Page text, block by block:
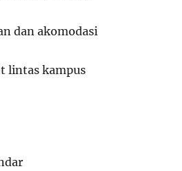
dan akomodasi
lintas kampus